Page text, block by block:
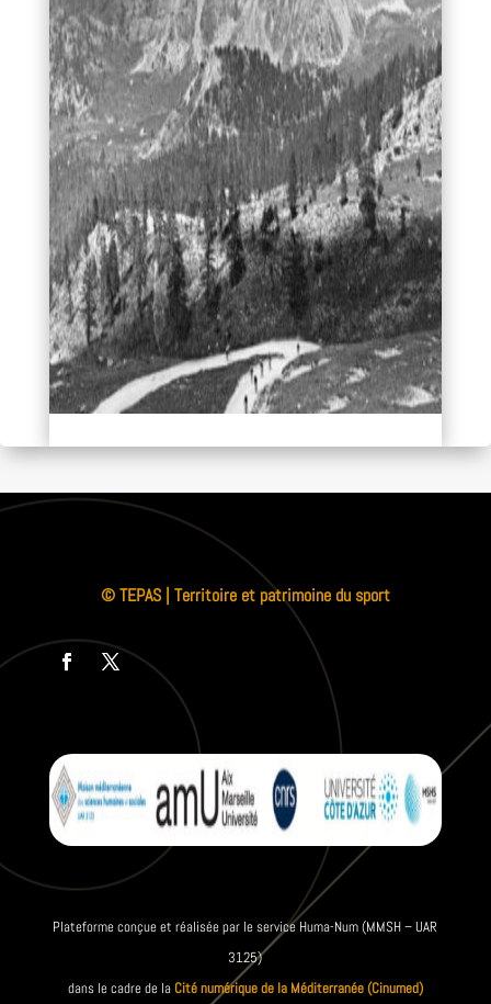
© TEPAS | Territoire et patrimoine du sport
Plateforme conçue et réalisée par le service Huma-Num (MMSH – UAR
3125)
dans le cadre de la Cité numérique de la Méditerranée (Cinumed)